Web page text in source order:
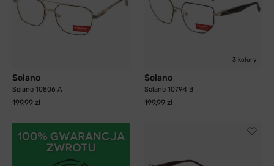
Solano
Solano 10806 A
199,99 zł
3 kolory
Solano
Solano 10794 B
199,99 zł